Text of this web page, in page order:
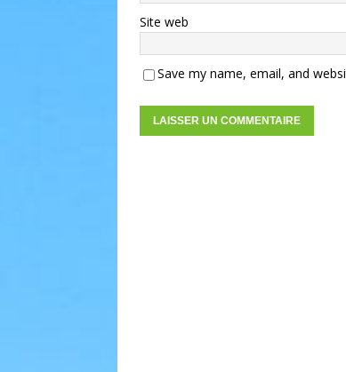
Site web
Save my name, email, and